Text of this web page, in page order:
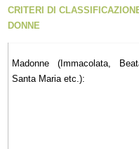
CRITERI DI
DONNE
Madonne (Immacolata,
Santa Maria etc.):